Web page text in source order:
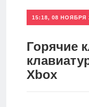
15:18, 08 НОЯБРЯ
Горячие
Xbox